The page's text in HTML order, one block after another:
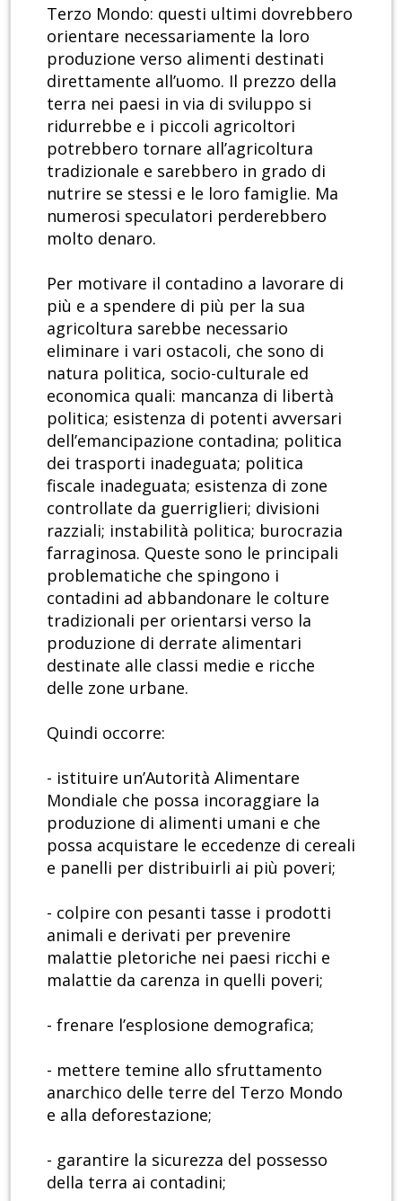
Terzo Mondo: questi ultimi dovrebbero
orientare necessariamente la loro
produzione verso alimenti destinati
direttamente all’uomo. Il prezzo della
terra nei paesi in via di sviluppo si
ridurrebbe e i piccoli agricoltori
potrebbero tornare all’agricoltura
tradizionale e sarebbero in grado di
nutrire se stessi e le loro famiglie. Ma
numerosi speculatori perderebbero
molto denaro.
Per motivare il contadino a lavorare di
più e a spendere di più per la sua
agricoltura sarebbe necessario
eliminare i vari ostacoli, che sono di
natura politica, socio-culturale ed
economica quali: mancanza di libertà
politica; esistenza di potenti avversari
dell’emancipazione contadina; politica
dei trasporti inadeguata; politica
fiscale inadeguata; esistenza di zone
controllate da guerriglieri; divisioni
razziali; instabilità politica; burocrazia
farraginosa. Queste sono le principali
problematiche che spingono i
contadini ad abbandonare le colture
tradizionali per orientarsi verso la
produzione di derrate alimentari
destinate alle classi medie e ricche
delle zone urbane.
Quindi occorre:
- istituire un’Autorità Alimentare
Mondiale che possa incoraggiare la
produzione di alimenti umani e che
possa acquistare le eccedenze di cereali
e panelli per distribuirli ai più poveri;
- colpire con pesanti tasse i prodotti
animali e derivati per prevenire
malattie pletoriche nei paesi ricchi e
malattie da carenza in quelli poveri;
- frenare l’esplosione demografica;
- mettere temine allo sfruttamento
anarchico delle terre del Terzo Mondo
e alla deforestazione;
- garantire la sicurezza del possesso
della terra ai contadini;